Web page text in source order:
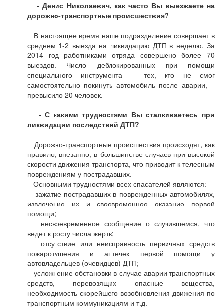
- Денис Николаевич, как часто Вы выезжаете на
дорожно-транспортные происшествия?
В настоящее время наше подразделение совершает в
среднем 1-2 выезда на ликвидацию ДТП в неделю. За
2014 год работниками отряда совершено более 70
выездов. Число деблокированных при помощи
специального инструмента – тех, кто не смог
самостоятельно покинуть автомобиль после аварии, –
превысило 20 человек.
- С какими трудностями Вы сталкиваетесь при
ликвидации последствий ДТП?
Дорожно-транспортные происшествия происходят, как
правило, внезапно, в большинстве случаев при высокой
скорости движения транспорта, что приводит к телесным
повреждениям у пострадавших.
Основными трудностями всех спасателей являются:
зажатие пострадавших в поврежденных автомобилях,
извлечение их и своевременное оказание первой
помощи;
несвоевременное сообщение о случившемся, что
ведет к росту числа жертв;
отсутствие или неисправность первичных средств
пожаротушения и аптечек первой помощи у
автовладельцев (очевидцев) ДТП;
усложнение обстановки в случае аварии транспортных
средств, перевозящих опасные вещества,
необходимость скорейшего возобновления движения по
транспортным коммуникациям и т.д.